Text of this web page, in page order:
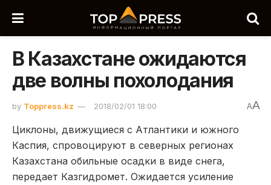
В Казахстане ожидаются
две волны похолодания
by Toppress.kz 2018/02/01 18:00 AA
Циклоны, движущиеся с Атлантики и южного
Каспия, спровоцируют в северных регионах
Казахстана обильные осадки в виде снега,
передает Казгидромет. Ожидается усиление